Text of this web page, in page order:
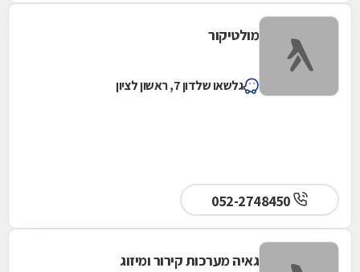
מולטיקור
גלשאו שלדון 7, ראשון לציון
גאיה מערכות קירור ומיזוג